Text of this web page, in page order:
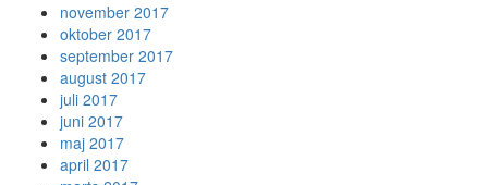
november 2017
oktober 2017
september 2017
august 2017
juli 2017
juni 2017
maj 2017
april 2017